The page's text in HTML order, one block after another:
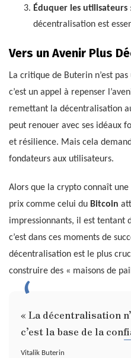
Éduquer les utilisateurs
décentralisation est
Vers un Avenir Plus
La critique de Buterin n’est
c’est un appel à repenser
remettant la décentralisation
peut renouer avec ses idéaux
et résilience. Mais cela
fondateurs aux utilisateurs.
Alors que la crypto connaît
prix comme celui du Bitcoin
impressionnants, il est tentant
c’est dans ces moments de
décentralisation est le plus
construire des « maisons de
« La décentralisation
c’est la base de la
Vitalik Buterin